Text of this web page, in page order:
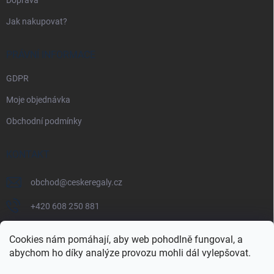
Cookies nám pomáhají, aby web pohodlně fungoval, a
abychom ho díky analýze provozu mohli dál vylepšovat.
Jak nakupovat?
PRÁVNÍ INFORMACE
GDPR
Moje objednávka
Obchodní podmínky
KONTAKT
obchod@ceskeregaly.cz
+420 608 250 881